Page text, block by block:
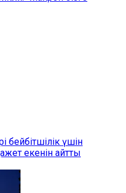
бейбітшілік үшін
екенін айтты